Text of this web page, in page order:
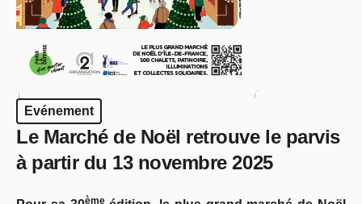
Evénement
Le Marché de Noël retrouve le parvis
à partir du 13 novembre 2025
ème